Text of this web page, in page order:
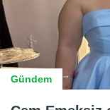
Gündem